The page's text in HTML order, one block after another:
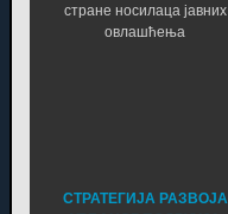
стране носилаца јавних
овлашћења
СТРАТЕГИЈА РАЗВОЈА